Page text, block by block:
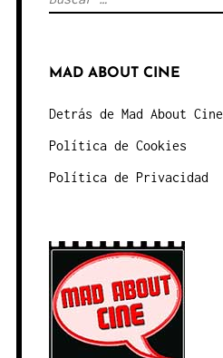
MAD ABOUT CINE
Detrás de Mad About Cine
Política de Cookies
Política de Privacidad